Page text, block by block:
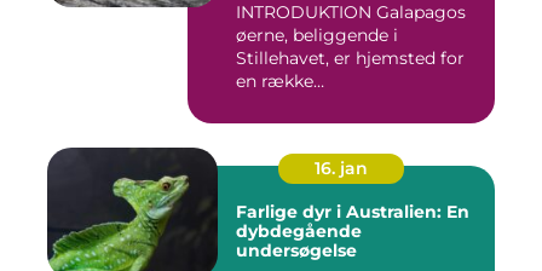
INTRODUKTION Galapagos
øerne, beliggende i
Stillehavet, er hjemsted for
en række
16. jan
Farlige dyr i Australien: En
dybdegående
undersøgelse